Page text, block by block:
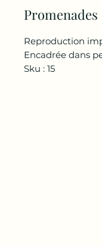
Promenades
Reproduction
Encadrée dans
Sku : 15